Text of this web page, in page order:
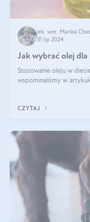
lek. wet. Marika
31 lip 2024
Jak wybrać olej dla
Stosowanie oleju w
wspominaliśmy w
CZYTAJ